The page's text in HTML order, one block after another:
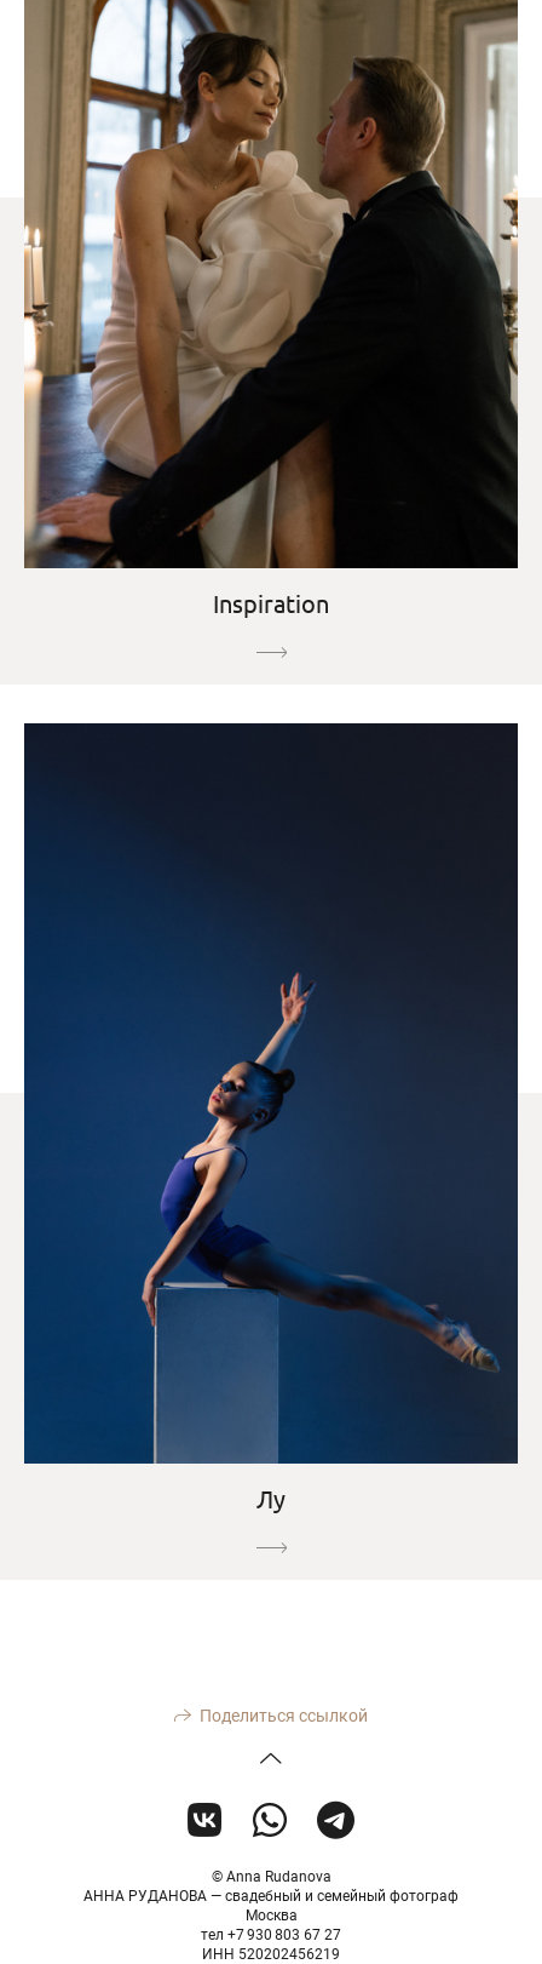
Inspiration
Лу
Поделиться ссылкой
© Anna Rudanova
АННА РУДАНОВА — свадебный и семейный фотограф
Москва
тел +7 930 803 67 27
ИНН 520202456219